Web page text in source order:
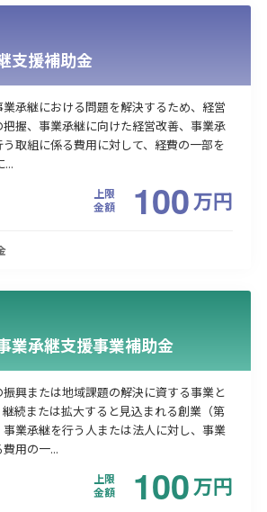
支援補助金
承継における問題を解決するため、経営
握、事業承継に向けた経営改善、事業承
取組に係る費用に対して、経費の一部を
...
上限
金額
100万円
業承継支援事業補助金
興または地域課題の解決に資する事業と
継続または拡大すると見込まれる創業（第
業承継を行う人または法人に対し、事業
用の一...
上限
金額
100万円